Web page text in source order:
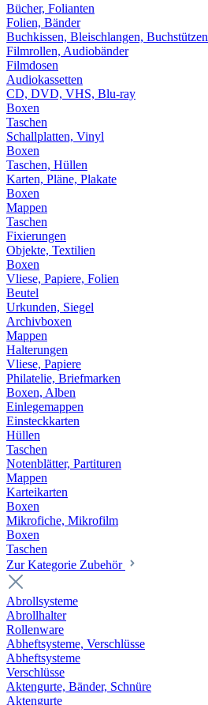
Bücher, Folianten
Folien, Bänder
Buchkissen, Bleischlangen, Buchstützen
Filmrollen, Audiobänder
Filmdosen
Audiokassetten
CD, DVD, VHS, Blu-ray
Boxen
Taschen
Schallplatten, Vinyl
Boxen
Taschen, Hüllen
Karten, Pläne, Plakate
Boxen
Mappen
Taschen
Fixierungen
Objekte, Textilien
Boxen
Vliese, Papiere, Folien
Beutel
Urkunden, Siegel
Archivboxen
Mappen
Halterungen
Vliese, Papiere
Philatelie, Briefmarken
Boxen, Alben
Einlegemappen
Einsteckkarten
Hüllen
Taschen
Notenblätter, Partituren
Mappen
Karteikarten
Boxen
Mikrofiche, Mikrofilm
Boxen
Taschen
Zur Kategorie Zubehör
Abrollsysteme
Abrollhalter
Rollenware
Abheftsysteme, Verschlüsse
Abheftsysteme
Verschlüsse
Aktengurte, Bänder, Schnüre
Aktengurte